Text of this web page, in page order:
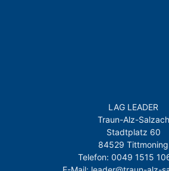
LAG LEADER
Traun-Alz-Salzach
Stadtplatz 60
84529 Tittmoning
Telefon: 0049 1515